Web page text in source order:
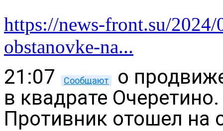
https://news-front.su/
obstanovke-na...
21:07 Сообщают
о
в квадрате
Противник отошел на